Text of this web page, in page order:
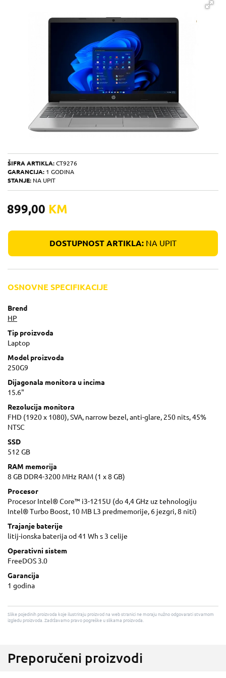
ŠIFRA ARTIKLA: CT9276
GARANCIJA: 1 GODINA
STANJE: NA UPIT
899,00 KM
DOSTUPNOST ARTIKLA: NA UPIT
OSNOVNE SPECIFIKACIJE
Brend
HP
Tip proizvoda
Laptop
Model proizvoda
250G9
Dijagonala monitora u incima
15.6"
Rezolucija monitora
FHD (1920 x 1080), SVA, narrow bezel, anti-glare, 250 nits, 45%
NTSC
SSD
512 GB
RAM memorija
8 GB DDR4-3200 MHz RAM (1 x 8 GB)
Procesor
Procesor Intel® Core™ i3-1215U (do 4,4 GHz uz tehnologiju
Intel® Turbo Boost, 10 MB L3 predmemorije, 6 jezgri, 8 niti)
Trajanje baterije
litij-ionska baterija od 41 Wh s 3 celije
Operativni sistem
FreeDOS 3.0
Garancija
1 godina
Slike pojedinih proizvoda koje ilustriraju proizvod na web stranici ne moraju nužno odgovarati stvarnom
izgledu proizvoda. Zadržavamo pravo pogreške u slikama proizvoda.
Preporučeni proizvodi